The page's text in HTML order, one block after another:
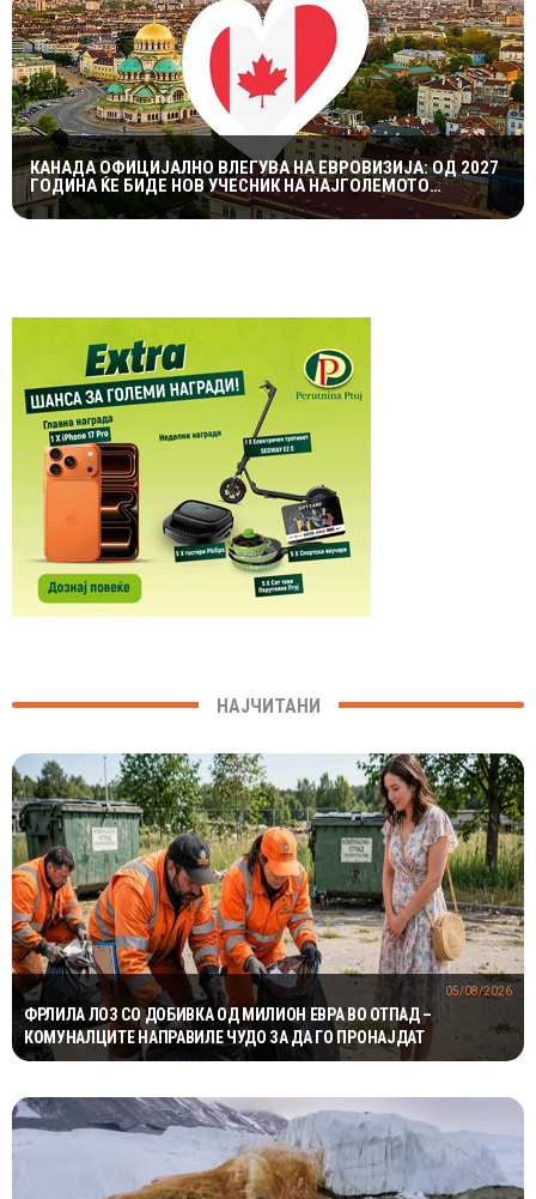
КАНАДА ОФИЦИЈАЛНО ВЛЕГУВА НА ЕВРОВИЗИЈА: ОД 2027
ГОДИНА ЌЕ БИДЕ НОВ УЧЕСНИК НА НАЈГОЛЕМОТО
МУЗИЧКО ШОУ
НАЈЧИТАНИ
ФРЛИЛА ЛОЗ СО ДОБИВКА ОД МИЛИОН ЕВРА ВО ОТПАД –
КОМУНАЛЦИТЕ НАПРАВИЛЕ ЧУДО ЗА ДА ГО ПРОНАЈДАТ
05/08/2026